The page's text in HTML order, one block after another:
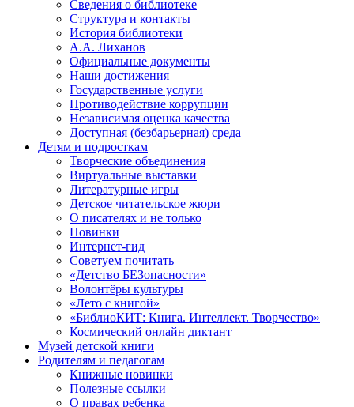
Сведения о библиотеке
Структура и контакты
История библиотеки
А.А. Лиханов
Официальные документы
Наши достижения
Государственные услуги
Противодействие коррупции
Независимая оценка качества
Доступная (безбарьерная) среда
Детям и подросткам
Творческие объединения
Виртуальные выставки
Литературные игры
Детское читательское жюри
О писателях и не только
Новинки
Интернет-гид
Советуем почитать
«Детство БЕЗопасности»
Волонтёры культуры
«Лето с книгой»
«БиблиоКИТ: Книга. Интеллект. Творчество»
Космический онлайн диктант
Музей детской книги
Родителям и педагогам
Книжные новинки
Полезные ссылки
О правах ребенка